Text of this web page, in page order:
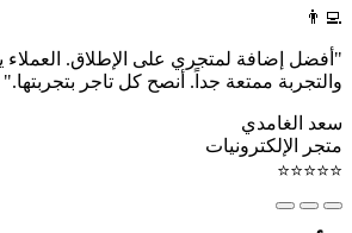
👨‍💻
"أفضل إضافة لمتجري على الإطلاق. العملاء
والتجربة ممتعة جداً. أنصح كل تاجر بتجربتها."
سعد الغامدي
متجر الإلكترونيات
⭐⭐⭐⭐⭐